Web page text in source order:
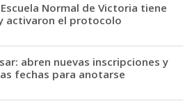
Normal de Victoria tiene
activaron el protocolo
abren nuevas inscripciones y
fechas para anotarse